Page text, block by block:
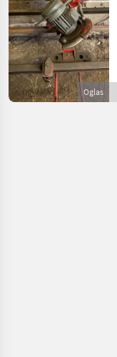
Oglas